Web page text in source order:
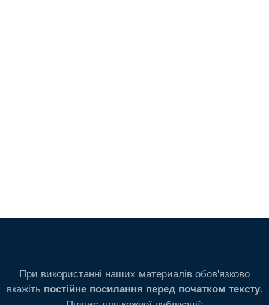
При використанні наших материалів обов'язково
вкажіть постійне посилання перед початком тексту.